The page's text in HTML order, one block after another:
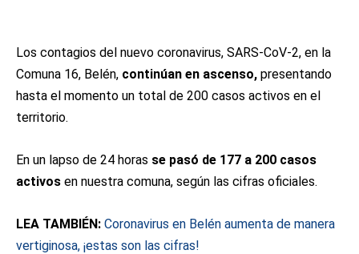
Los contagios del nuevo coronavirus, SARS-CoV-2, en la
Comuna 16, Belén, continúan en ascenso, presentando
hasta el momento un total de 200 casos activos en el
territorio.
En un lapso de 24 horas se pasó de 177 a 200 casos
activos en nuestra comuna, según las cifras oficiales.
LEA TAMBIÉN: Coronavirus en Belén aumenta de manera
vertiginosa, ¡estas son las cifras!